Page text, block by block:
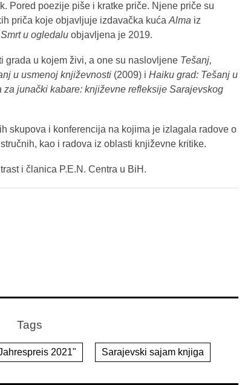
Pored poezije piše i kratke priče. Njene priče su
priča koje objavljuje izdavačka kuća Alma iz
Smrt u ogledalu objavljena je 2019.
grada u kojem živi, a one su naslovljene Tešanj,
u usmenoj književnosti (2009) i Haiku grad: Tešanj u
za junački kabare: književne refleksije Sarajevskog
skupova i konferencija na kojima je izlagala radove o
kao i radova iz oblasti književne kritike.
i članica P.E.N. Centra u BiH.
Tags
2021" Sarajevski sajam knjiga